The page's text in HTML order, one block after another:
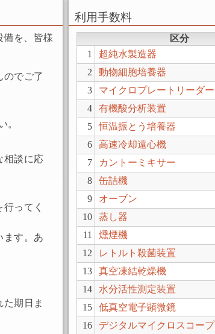
備を、皆様
のでご了
。
相談に応
ってく
ます。あ
期日ま
利用手数料
区分
1
超純水製造器
2
動物細胞培養器
3
マイクロプレートリーダー
4
有機酸分析装置
5
恒温振とう培養器
6
高速冷却遠心機
7
カントーミキサー
8
缶詰機
9
オーブン
10
蒸し器
11
燻煙機
12
レトルト殺菌装置
13
真空凍結乾燥機
14
水分活性測定装置
15
低真空電子顕微鏡
16
デジタルマイクロスコープ